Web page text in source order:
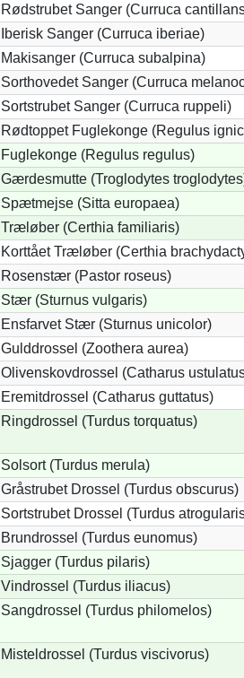
Rødstrubet Sanger (Curruca
Iberisk Sanger (Curruca iberiae)
Makisanger (Curruca subalpina)
Sorthovedet Sanger (Curruca
Sortstrubet Sanger (Curruca ruppeli)
Rødtoppet Fuglekonge (Regulus
Fuglekonge (Regulus regulus)
Gærdesmutte (Troglodytes
Spætmejse (Sitta europaea)
Træløber (Certhia familiaris)
Korttået Træløber (Certhia
Rosenstær (Pastor roseus)
Stær (Sturnus vulgaris)
Ensfarvet Stær (Sturnus unicolor)
Gulddrossel (Zoothera aurea)
Olivenskovdrossel (Catharus
Eremitdrossel (Catharus guttatus)
Ringdrossel (Turdus torquatus)
Solsort (Turdus merula)
Gråstrubet Drossel (Turdus obscurus)
Sortstrubet Drossel (Turdus
Brundrossel (Turdus eunomus)
Sjagger (Turdus pilaris)
Vindrossel (Turdus iliacus)
Sangdrossel (Turdus philomelos)
Misteldrossel (Turdus viscivorus)